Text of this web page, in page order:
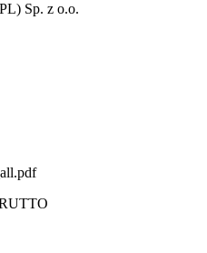
Sp. z o.o.